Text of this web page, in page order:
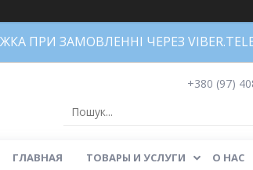
ПРИ ЗАМОВЛЕННІ ЧЕРЕЗ
+380 (97)
ГЛАВНАЯ ТОВАРЫ И УСЛУГИ О НАС